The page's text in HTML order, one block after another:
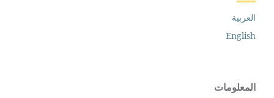
العربية
English
المعلومات